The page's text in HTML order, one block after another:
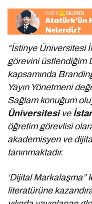
“İstinye Üniversitesi
görevini üstlendiğim
kapsamında
Yayın Yönetmeni
Sağlam konuğum
Üniversitesi ve
öğretim görevlisi
akademisyen ve
tanınmaktadır.
‘Dijital Markalaşma”
literatürüne